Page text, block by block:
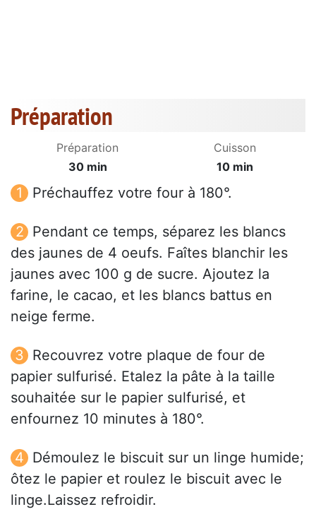
Préparation
Préparation
30 min
Cuisson
10 min
Préchauffez votre four à 180°.
Pendant ce temps, séparez les blancs
des jaunes de 4 oeufs. Faîtes blanchir les
jaunes avec 100 g de sucre. Ajoutez la
farine, le cacao, et les blancs battus en
neige ferme.
Recouvrez votre plaque de four de
papier sulfurisé. Etalez la pâte à la taille
souhaitée sur le papier sulfurisé, et
enfournez 10 minutes à 180°.
Démoulez le biscuit sur un linge humide;
ôtez le papier et roulez le biscuit avec le
linge.Laissez refroidir.